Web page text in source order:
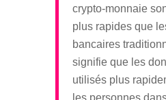
crypto-monnaie
plus rapides que
bancaires
signifie que les
utilisés plus
les personnes